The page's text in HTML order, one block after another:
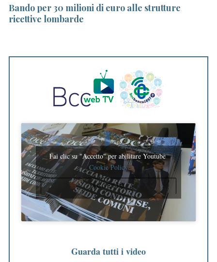
Bando per 30 milioni di euro alle strutture
ricettive lombarde
Fai clic su "Accetto" per abilitare Youtube
Cookie Policy
ACCETTO
Guarda tutti i video